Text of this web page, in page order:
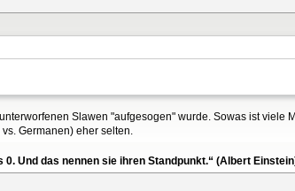
Slawen "aufgesogen" wurde. Sowas ist viele
Germanen) eher selten.
Und das nennen sie ihren Standpunkt.“ (Albert